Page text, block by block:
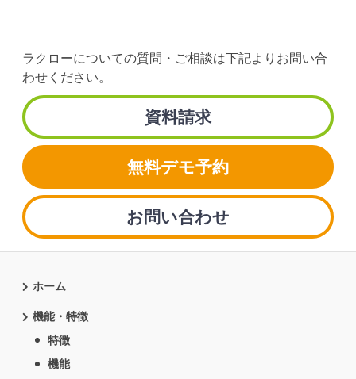
ラクローについての質問・ご相談は下記よりお問い合
わせください。
資料請求
無料デモ予約
お問い合わせ
ホーム
機能・特徴
特徴
機能